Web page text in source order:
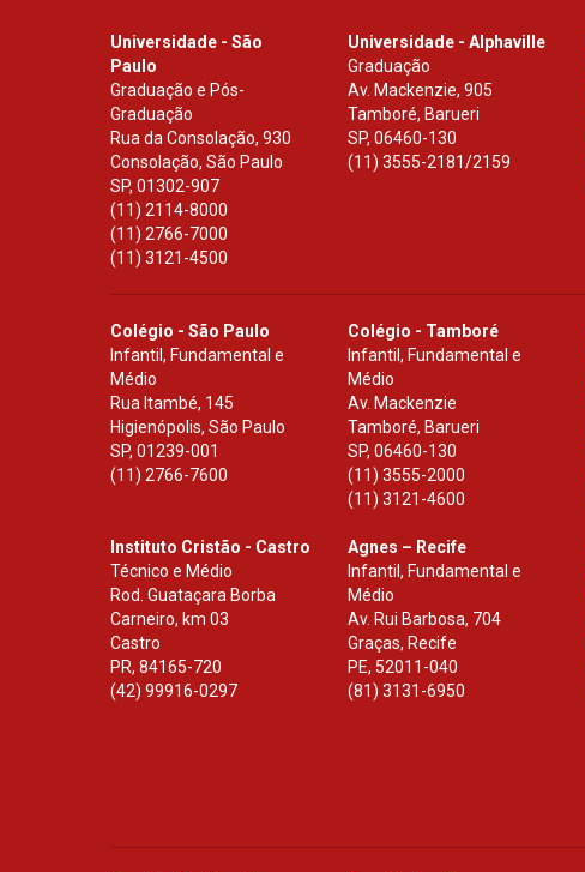
Universidade - São
Paulo
Graduação e Pós-
Graduação
Rua da Consolação, 930
Consolação, São Paulo
SP, 01302-907
(11) 2114-8000
(11) 2766-7000
(11) 3121-4500
Universidade - Alphaville
Graduação
Av. Mackenzie, 905
Tamboré, Barueri
SP,06460-130
(11) 3555-2181/2159
Colégio - São Paulo
Infantil, Fundamental e
Médio
Rua Itambé, 145
Higienópolis, São Paulo
SP, 01239-001
(11) 2766-7600
Colégio - Tamboré
Infantil, Fundamental e
Médio
Av. Mackenzie
Tamboré, Barueri
SP,06460-130
(11) 3555-2000
(11) 3121-4600
Instituto Cristão - Castro
Técnico e Médio
Rod. Guataçara Borba
Carneiro, km 03
Castro
PR, 84165-720
(42) 99916-0297
Agnes – Recife
Infantil, Fundamental e
Médio
Av. Rui Barbosa, 704
Graças, Recife
PE, 52011-040
(81) 3131-6950